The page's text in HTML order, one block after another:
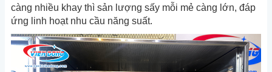
càng nhiều khay thì sản lượng sấy mỗi mẻ càng lớn, đáp
ứng linh hoạt nhu cầu năng suất.